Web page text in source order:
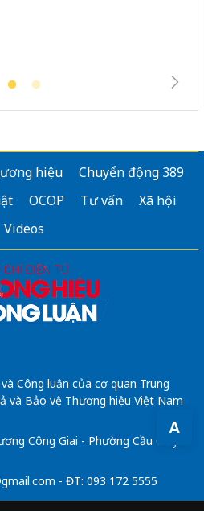
A
hiệu
Chuyển động 389
OCOP Tư vấn
Xã hội
Videos
Công luận của cơ quan Trung
và Bảo vệ Thương hiệu Việt Nam
Công Giai - Phường Cầu Giấy -
- ĐT: 093 172 5555